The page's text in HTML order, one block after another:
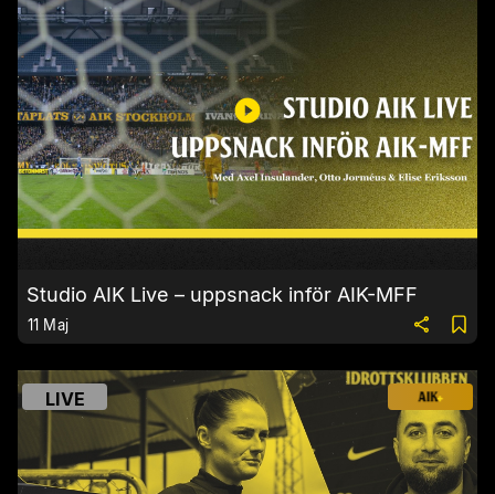
Studio AIK Live – uppsnack inför AIK-MFF
11 Maj
LIVE